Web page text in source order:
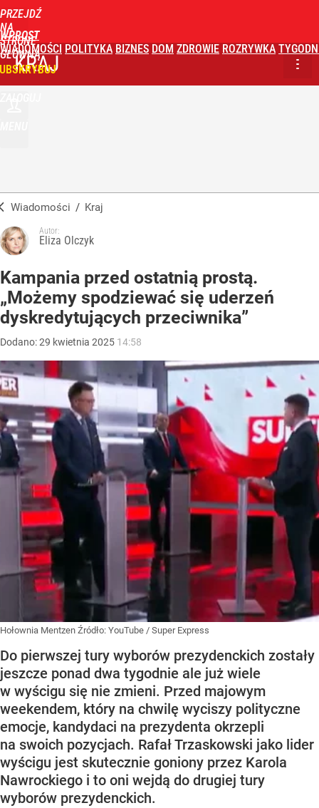
PRZEJDŹ
NA
STRONĘ
GŁÓWNĄ
WPROST
WIADOMOŚCI POLITYKA BIZNES DOM ZDROWIE ROZRYWKA
KRAJ
Wiadomości / Kraj
Autor:
Eliza Olczyk
Kampania przed ostatnią prostą.
„Możemy spodziewać się uderzeń
dyskredytujących przeciwnika”
Dodano:29 kwietnia 2025 14:58
Hołownia Mentzen Źródło: YouTube / Super Express
Do pierwszej tury wyborów prezydenckich zostały
jeszcze ponad dwa tygodnie ale już wiele
w wyścigu się nie zmieni. Przed majowym
weekendem, który na chwilę wyciszy polityczne
emocje, kandydaci na prezydenta okrzepli
na swoich pozycjach. Rafał Trzaskowski jako lider
wyścigu jest skutecznie goniony przez Karola
Nawrockiego i to oni wejdą do drugiej tury
wyborów prezydenckich.